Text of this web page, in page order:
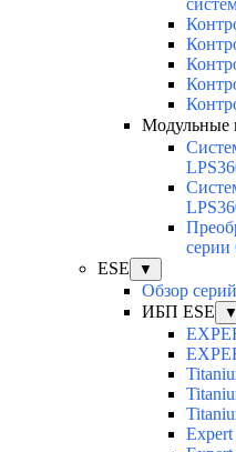
Модульные
ESE
▼
Обзор
ИБП ESE
▼